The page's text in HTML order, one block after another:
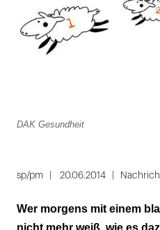
DAK Gesundheit
sp/pm 20.06.2014
Wer morgens mit einem
nicht mehr weiß, wie es